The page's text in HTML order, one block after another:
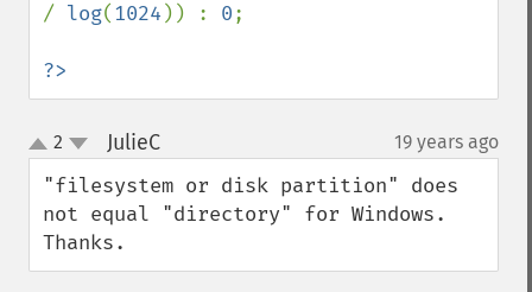
/ log(1024 )) : 0;
?>
up
down
2 JulieC¶ 19 years ago
"filesystem or disk partition" does
not equal "directory" for Windows.
Thanks.